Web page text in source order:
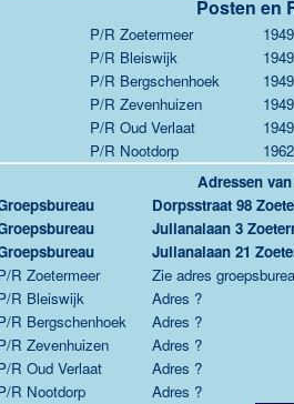
Posten en
P/R Zoetermeer
P/R Bleiswijk
P/R Bergschenhoek
P/R Zevenhuizen
P/R Oud Verlaat
P/R Nootdorp
Adressen
Dorpsstraat 98
Julianalaan 3
Julianalaan 21
R Zoetermeer
Zie adres
R Bleiswijk
Adres ?
R Bergschenhoek
Adres ?
R Zevenhuizen
Adres ?
R Oud Verlaat
Adres ?
R Nootdorp
Adres ?